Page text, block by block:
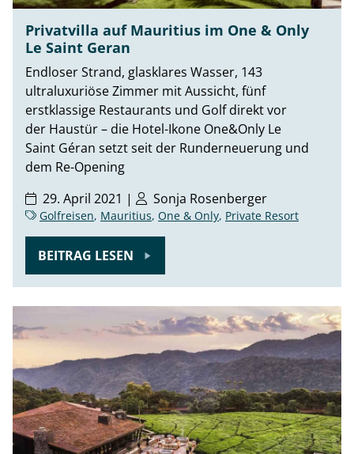
Privatvilla auf Mauritius im One & Only
Le Saint Geran
Endloser Strand, glasklares Wasser, 143
ultraluxuriöse Zimmer mit Aussicht, fünf
erstklassige Restaurants und Golf direkt vor
der Haustür – die Hotel-Ikone One&Only Le
Saint Géran setzt seit der Runderneuerung und
dem Re-Opening
29. April 2021 |
Sonja Rosenberger
Golfreisen, Mauritius, One & Only, Private Resort
BEITRAG LESEN